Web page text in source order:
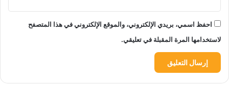
احفظ اسمي، بريدي الإلكتروني، والموقع الإلكتروني في هذا المتصفح
لاستخدامها المرة المقبلة في تعليقي.